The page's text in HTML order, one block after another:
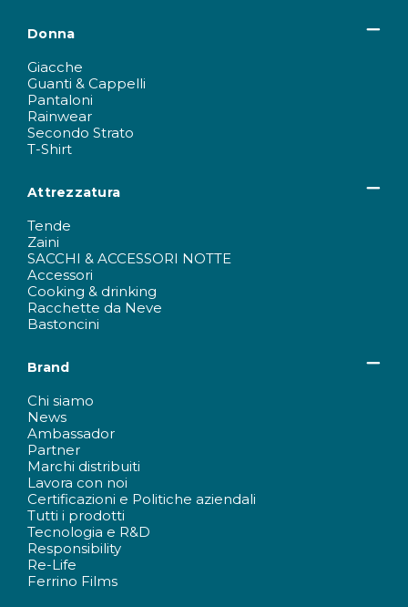
Donna
Giacche
Guanti & Cappelli
Pantaloni
Rainwear
Secondo Strato
T-Shirt
Attrezzatura
Tende
Zaini
SACCHI & ACCESSORI NOTTE
Accessori
Cooking & drinking
Racchette da Neve
Bastoncini
Brand
Chi siamo
News
Ambassador
Partner
Marchi distribuiti
Lavora con noi
Certificazioni e Politiche aziendali
Tutti i prodotti
Tecnologia e R&D
Responsibility
Re-Life
Ferrino Films